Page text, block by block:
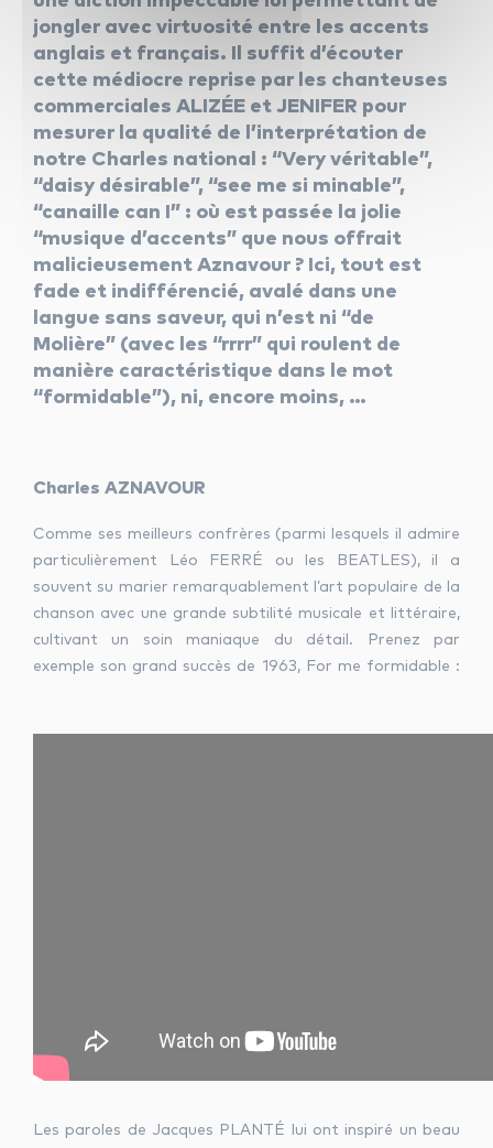
jongler avec virtuosité entre les accents
anglais et français. Il suffit d’écouter
cette médiocre reprise par les chanteuses
commerciales ALIZÉE et JENIFER pour
mesurer la qualité de l’interprétation de
notre Charles national : “Very véritable”,
“daisy désirable”, “see me si minable”,
“canaille can I” : où est passée la jolie
“musique d’accents” que nous offrait
malicieusement Aznavour ? Ici, tout est
fade et indifférencié, avalé dans une
langue sans saveur, qui n’est ni “de
Molière” (avec les “rrrr” qui roulent de
manière caractéristique dans le mot
“formidable”), ni, encore moins, …
Charles AZNAVOUR
Comme ses meilleurs confrères (parmi lesquels il admire
particulièrement Léo FERRÉ ou les BEATLES), il a
souvent su marier remarquablement l’art populaire de la
chanson avec une grande subtilité musicale et littéraire,
cultivant un soin maniaque du détail. Prenez par
exemple son grand succès de 1963, For me formidable :
Les paroles de Jacques PLANTÉ lui ont inspiré un beau